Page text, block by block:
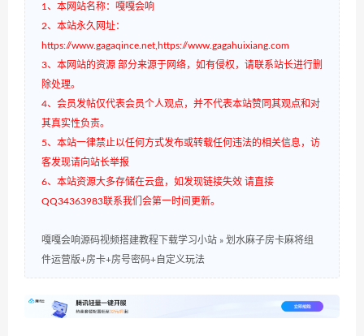
1、本网站名称：嘎嘎会响
2、本站永久网址：
https://www.gagaqince.net,https://www.gagahuixiang.com
3、本网站的资源 部分来源于网络，如有侵权，请联系站长进行删
除处理。
4、会员发帖仅代表会员个人观点，并不代表本站赞同其观点和对
其真实性负责。
5、本站一律禁止以任何方式发布或转载任何违法的相关信息，访
客发现请向站长举报
6、本站资源大多存储在云盘，如发现链接失效 请直接
QQ34363983联系我们会第一时间更新。
嘎嘎会响源码视频搭建教程下载学习小站 » 划水麻子房卡麻将组
件运营版+房卡+房号密码+自定义玩法